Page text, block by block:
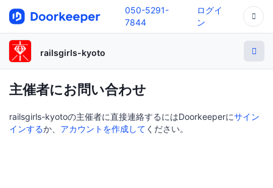
050-5291-
7844
ログイ
ン
railsgirls-kyoto
主催者にお問い合わせ
railsgirls-kyotoの主催者に直接連絡するにはDoorkeeperにサイン
インするか、 アカウントを作成して ください。